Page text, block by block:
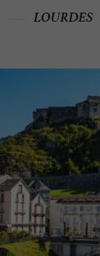
LOURDES